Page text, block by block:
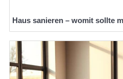
Haus sanieren – womit sollte